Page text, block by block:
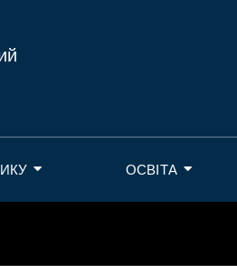
ОСВІТА